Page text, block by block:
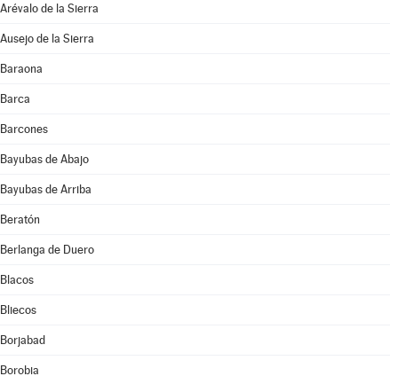
Arévalo de la Sierra
Ausejo de la Sierra
Baraona
Barca
Barcones
Bayubas de Abajo
Bayubas de Arriba
Beratón
Berlanga de Duero
Blacos
Bliecos
Borjabad
Borobia